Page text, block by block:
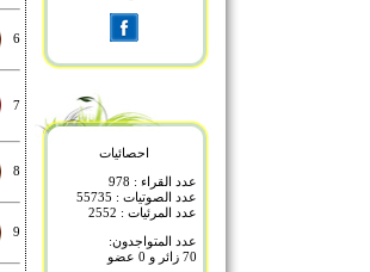
6
7
8
9
احصائيات
عدد القراء : 978
عدد الصوتيات : 55735
عدد المرئيات : 2552
عدد المتواجدون:
70 زائر و 0 عضو